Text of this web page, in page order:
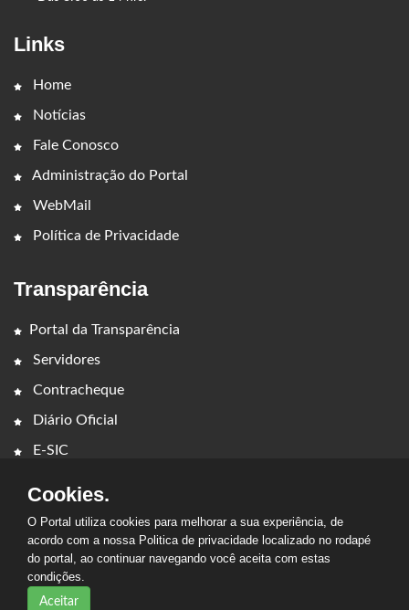
Links
Home
Notícias
Fale Conosco
Administração do Portal
WebMail
Política de Privacidade
Transparência
Portal da Transparência
Servidores
Contracheque
Diário Oficial
E-SIC
Cookies.
O Portal utiliza cookies para melhorar a sua experiência, de
acordo com a nossa Politica de privacidade localizado no rodapé
do portal, ao continuar navegando você aceita com estas
condições.
Aceitar
2026 - PREFEITURA MUNICIPAL DE BARRA DO CORDA. Todos os
direitos reservados.